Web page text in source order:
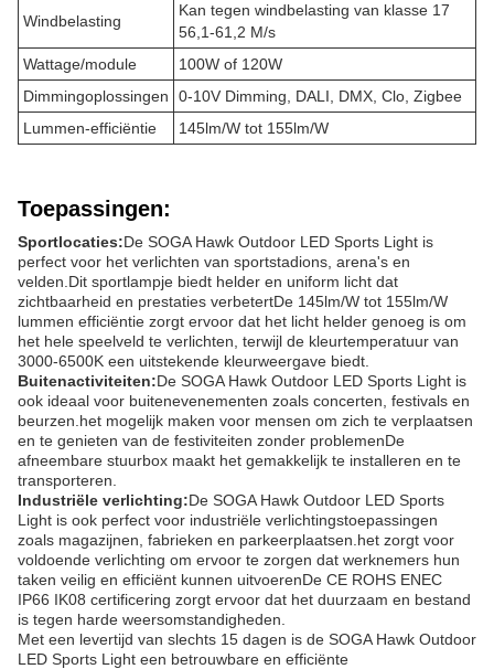
Windbelasting
Kan tegen windbelasting van klasse 17
56,1-61,2 M/s
Wattage/module
100W of 120W
Dimmingoplossingen
0-10V Dimming, DALI, DMX, Clo, Zigbee
Lummen-efficiëntie
145lm/W tot 155lm/W
Toepassingen:
Sportlocaties:De SOGA Hawk Outdoor LED Sports Light is
perfect voor het verlichten van sportstadions, arena's en
velden.Dit sportlampje biedt helder en uniform licht dat
zichtbaarheid en prestaties verbetertDe 145lm/W tot 155lm/W
lummen efficiëntie zorgt ervoor dat het licht helder genoeg is om
het hele speelveld te verlichten, terwijl de kleurtemperatuur van
3000-6500K een uitstekende kleurweergave biedt.
Buitenactiviteiten:De SOGA Hawk Outdoor LED Sports Light is
ook ideaal voor buitenevenementen zoals concerten, festivals en
beurzen.het mogelijk maken voor mensen om zich te verplaatsen
en te genieten van de festiviteiten zonder problemenDe
afneembare stuurbox maakt het gemakkelijk te installeren en te
transporteren.
Industriële verlichting:De SOGA Hawk Outdoor LED Sports
Light is ook perfect voor industriële verlichtingstoepassingen
zoals magazijnen, fabrieken en parkeerplaatsen.het zorgt voor
voldoende verlichting om ervoor te zorgen dat werknemers hun
taken veilig en efficiënt kunnen uitvoerenDe CE ROHS ENEC
IP66 IK08 certificering zorgt ervoor dat het duurzaam en bestand
is tegen harde weersomstandigheden.
Met een levertijd van slechts 15 dagen is de SOGA Hawk Outdoor
LED Sports Light een betrouwbare en efficiënte